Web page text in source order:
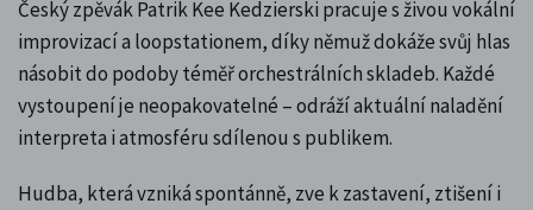
Český zpěvák Patrik Kee Kedzierski pracuje s živou vokální
improvizací a loopstationem, díky němuž dokáže svůj hlas
násobit do podoby téměř orchestrálních skladeb. Každé
vystoupení je neopakovatelné – odráží aktuální naladění
interpreta i atmosféru sdílenou s publikem.
Hudba, která vzniká spontánně, zve k zastavení, ztišení i